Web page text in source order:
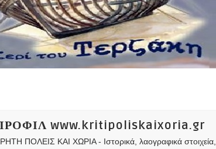
www.kritipoliskaixoria.gr
ΠΟΛΕΙΣ ΚΑΙ ΧΩΡΙΑ - Ιστορικά, λαογραφικά